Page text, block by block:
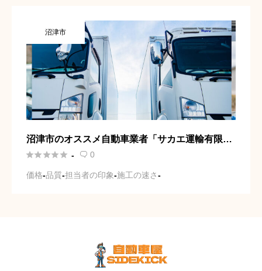
沼津市
沼津市のオススメ自動車業者「サカエ運輸有限会
社」の口コミや施工事例、料金目安をご紹介
 -  0
価格-品質-担当者の印象-施工の速さ-